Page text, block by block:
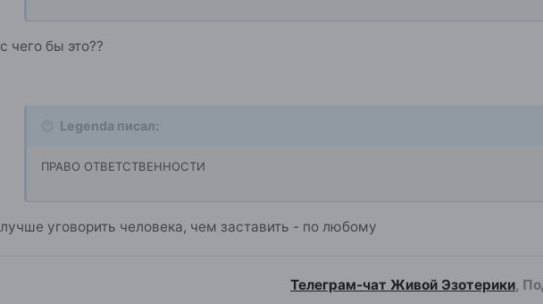
с чего бы это??
Legenda писал:
ПРАВО ОТВЕТСТВЕННОСТИ
лучше уговорить человека, чем заставить - по любому
Телеграм-чат Живой Эзотерики,